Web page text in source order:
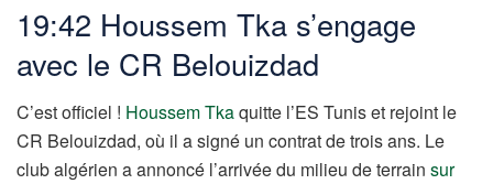
19:42 Houssem Tka s’engage
avec le CR Belouizdad
C’est officiel ! Houssem Tkaquitte l’ES Tunis et rejoint le
CR Belouizdad, où il a signé un contrat de trois ans. Le
club algérien a annoncé l’arrivée du milieu de terrain sur